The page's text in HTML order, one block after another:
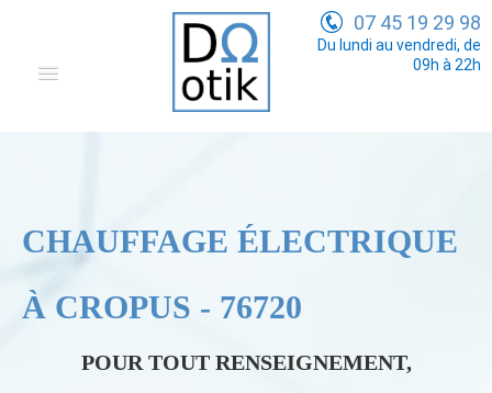
07 45 19 29 98
Du lundi au vendredi, de
09h à 22h
CHAUFFAGE ÉLECTRIQUE
À CROPUS - 76720
POUR TOUT RENSEIGNEMENT,